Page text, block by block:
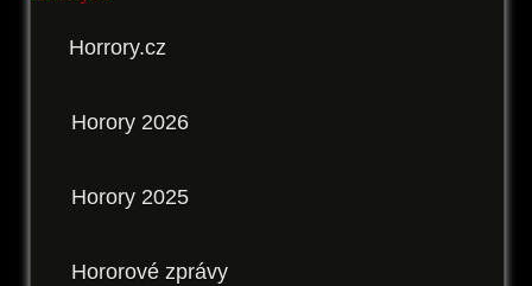
Horrory.cz
Horory 2026
Horory 2025
Hororové zprávy